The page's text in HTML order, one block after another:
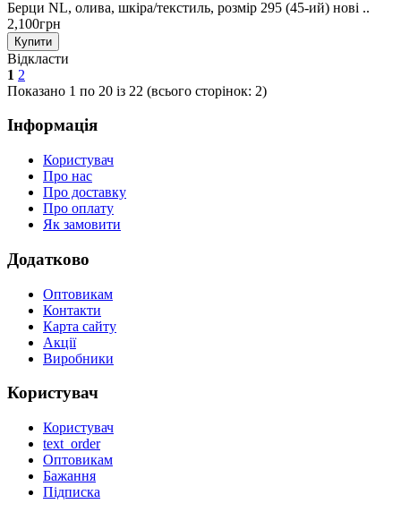
Берци NL, олива, шкіра/текстиль, розмір 295 (45-ий) нові ..
2,100грн
Відкласти
1 2
Показано 1 по 20 із 22 (всього сторінок: 2)
Інформація
Користувач
Про нас
Про доставку
Про оплату
Як замовити
Додатково
Оптовикам
Контакти
Карта сайту
Акції
Виробники
Користувач
Користувач
text_order
Оптовикам
Бажання
Підписка